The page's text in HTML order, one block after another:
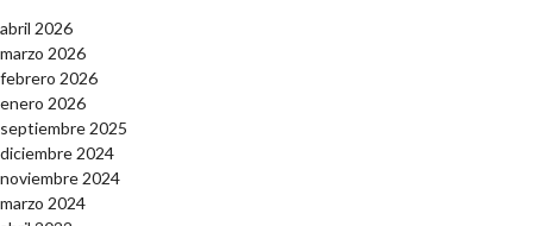
abril 2026
marzo 2026
febrero 2026
enero 2026
septiembre 2025
diciembre 2024
noviembre 2024
marzo 2024